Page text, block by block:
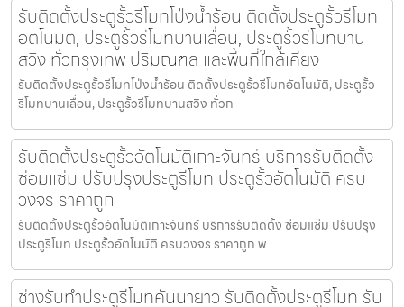
รับติดตั้งประตูรั้วรีโมทโป่งน้ำร้อน ติดตั้งประตูรั้วรีโมท
อัตโนมัติ, ประตูรั้วรีโมทบานเลื่อน, ประตูรั้วรีโมทบาน
สวิง ทั่วกรุงเทพ ปริมณฑล และพื้นที่ใกล้เคียง
รับติดตั้งประตูรั้วรีโมทโป่งน้ำร้อน ติดตั้งประตูรั้วรีโมทอัตโนมัติ, ประตูรั้ว
รีโมทบานเลื่อน, ประตูรั้วรีโมทบานสวิง ทั่วก
รับติดตั้งประตูรั้วอัตโนมัติเกาะจันทร์ บริการรับติดตั้ง
ซ่อมแซ่ม ปรับปรุงประตูรีโมท ประตูรั้วอัตโนมัติ ครบ
วงจร ราคาถูก
รับติดตั้งประตูรั้วอัตโนมัติเกาะจันทร์ บริการรับติดตั้ง ซ่อมแซ่ม ปรับปรุง
ประตูรีโมท ประตูรั้วอัตโนมัติ ครบวงจร ราคาถูก พ
ช่างรับทำประตูรีโมทคันนายาว รับติดตั้งประตูรีโมท รับ